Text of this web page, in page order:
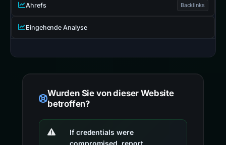
Ahrefs Backlinks
Eingehende Analyse
Wurden Sie von dieser Website
betroffen?
If credentials were
compromised, report